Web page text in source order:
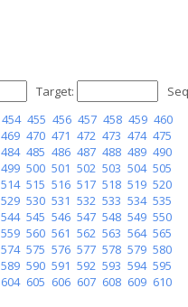
Target:
454 455 456 457 458 459 460
469 470 471 472 473 474 475
484 485 486 487 488 489 490
499 500 501 502 503 504 505
514 515 516 517 518 519 520
529 530 531 532 533 534 535
544 545 546 547 548 549 550
559 560 561 562 563 564 565
574 575 576 577 578 579 580
589 590 591 592 593 594 595
604 605 606 607 608 609 610